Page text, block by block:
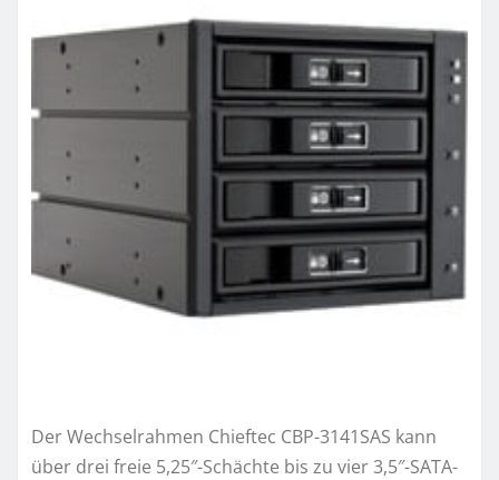
Der Wechselrahmen Chieftec CBP-3141SAS kann
über drei freie 5,25″-Schächte bis zu vier 3,5″-SATA-